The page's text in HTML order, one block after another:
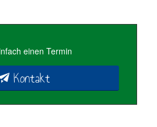
einen Termin
Kontakt